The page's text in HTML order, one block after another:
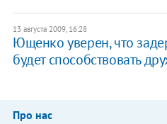
13 августа 2009, 16:28
Ющенко уверен, что
будет способствовать
Про нас